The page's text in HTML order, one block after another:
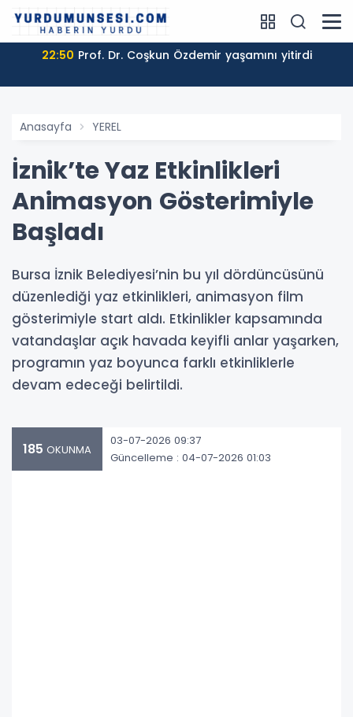
22:50 Prof. Dr. Coşkun Özdemir yaşamını yitirdi
Anasayfa YEREL
İznik’te Yaz Etkinlikleri
Animasyon Gösterimiyle
Başladı
Bursa İznik Belediyesi’nin bu yıl dördüncüsünü
düzenlediği yaz etkinlikleri, animasyon film
gösterimiyle start aldı. Etkinlikler kapsamında
vatandaşlar açık havada keyifli anlar yaşarken,
programın yaz boyunca farklı etkinliklerle
devam edeceği belirtildi.
185 OKUNMA
03-07-2026 09:37
Güncelleme : 04-07-2026 01:03